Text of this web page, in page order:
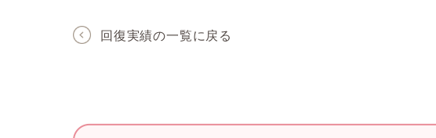
回復実績の一覧に戻る